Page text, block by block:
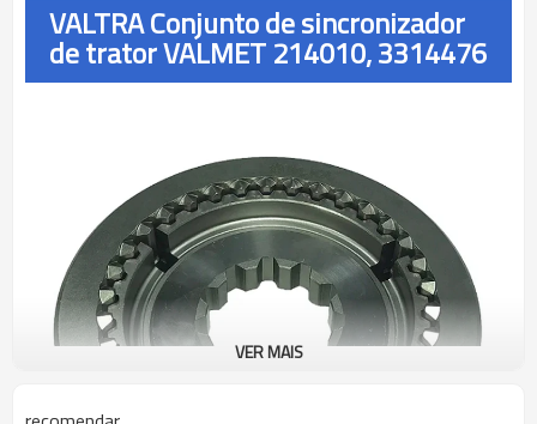
VALTRA Conjunto de sincronizador
de trator VALMET 214010, 3314476
VER MAIS